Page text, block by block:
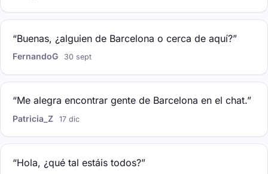
“Buenas, ¿alguien de Barcelona o cerca de aquí?”
FernandoG 30 sept
“Me alegra encontrar gente de Barcelona en el chat.”
Patricia_Z 17 dic
“Hola, ¿qué tal estáis todos?”